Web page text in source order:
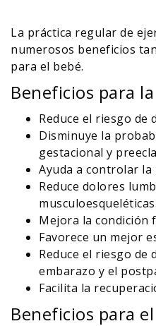
La práctica regular de
numerosos beneficios
para el bebé.
Beneficios para
Reduce el riesgo de
Disminuye la
gestacional y
Ayuda a controlar la
Reduce dolores
musculoesqueléticas.
Mejora la condición
Favorece un mejor
Reduce el riesgo de
embarazo y el
Facilita la
Beneficios para